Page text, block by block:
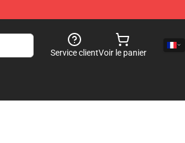
Service clientVoir le panier